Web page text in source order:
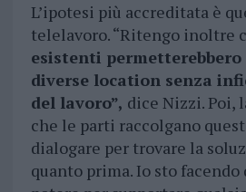
L’ipotesi più accreditata è
telelavoro. “Ritengo inoltre
esistenti permetterebbero
diverse location senza
del lavoro”, dice Nizzi. Poi,
che le parti raccolgano
dialogare per trovare la
quanto prima. Io sto